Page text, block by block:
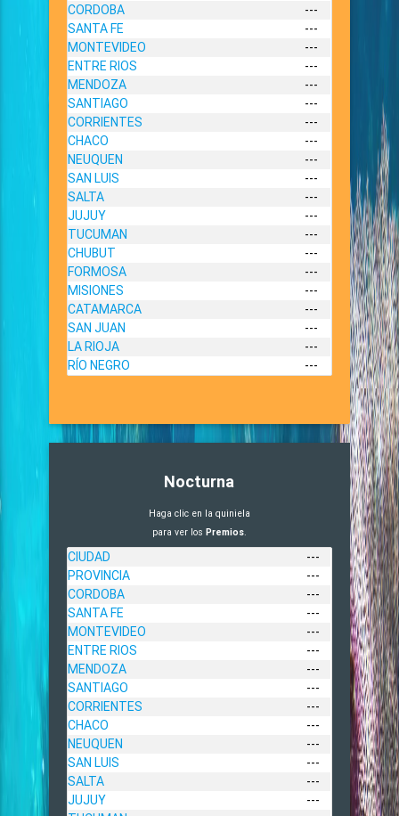
CORDOBA
---
SANTA FE
---
MONTEVIDEO
---
ENTRE RIOS
---
MENDOZA
---
SANTIAGO
---
CORRIENTES
---
CHACO
---
NEUQUEN
---
SAN LUIS
---
SALTA
---
JUJUY
---
TUCUMAN
---
CHUBUT
---
FORMOSA
---
MISIONES
---
CATAMARCA
---
SAN JUAN
---
LA RIOJA
---
RÍO NEGRO
---
Nocturna
Haga clic en la quiniela
para ver los Premios.
CIUDAD
---
PROVINCIA
---
CORDOBA
---
SANTA FE
---
MONTEVIDEO
---
ENTRE RIOS
---
MENDOZA
---
SANTIAGO
---
CORRIENTES
---
CHACO
---
NEUQUEN
---
SAN LUIS
---
SALTA
---
JUJUY
---